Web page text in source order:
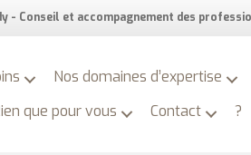
- Conseil et accompagnement des
Nos domaines d’expertise
que pour vous Contact ?